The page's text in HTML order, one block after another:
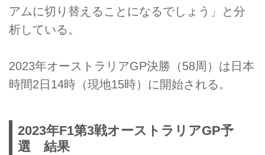
アムに切り替えることになるでしょう」と分
析している。
2023年オーストラリアGP決勝（58周）は日本
時間2日14時（現地15時）に開始される。
2023年F1第3戦オーストラリアGP予
選 結果